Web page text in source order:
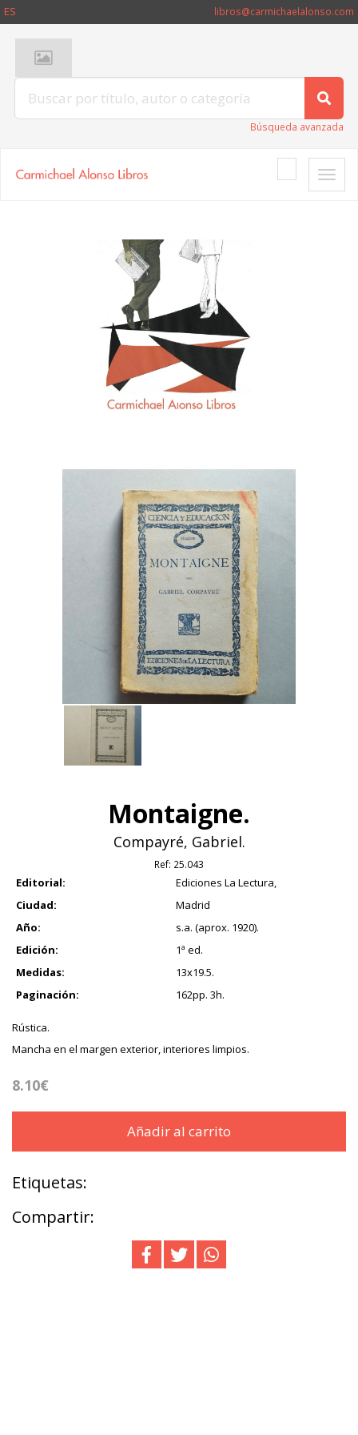
ES libros@carmichaelalonso.com
Búsqueda avanzada
Toggle
Montaigne.
Compayré, Gabriel.
Ref: 25.043
Editorial:
Ediciones La Lectura,
Ciudad:
Madrid
Año:
s.a. (aprox. 1920).
Edición:
1ª ed.
Medidas:
13x19.5.
Paginación:
162pp. 3h.
Rústica.
Mancha en el margen exterior, interiores limpios.
8.10€
Añadir al carrito
Etiquetas:
Compartir: